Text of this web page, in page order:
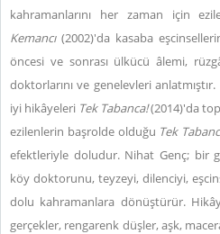
kahramanlarını her zaman için
Kemancı(2002)'da kasaba
öncesi ve sonrası ülkücü âlemi,
doktorlarını ve genelevleri
iyi hikâyeleri Tek Tabanca!(2014)'da
ezilenlerin başrolde olduğu Tek
efektleriyle doludur. Nihat Genç; bir
köy doktorunu, teyzeyi, dilenciyi,
dolu kahramanlara dönüştürür.
gerçekler, rengarenk düşler, aşk,